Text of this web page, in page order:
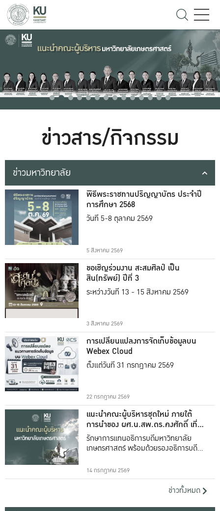
ข่าวสาร/กิจกรรม
ข่าวมหาวิทยาลัย
พิธีพระราชทานปริญญาบัตร ประจำปี
การศึกษา 2568
วันที่ 5-8 ตุลาคม 2569
5 สิงหาคม 2569
ขอเชิญร่วมงาน สะสมศิลป์ เป็น
สิน(ทรัพย์) ปีที่ 3
ระหว่างวันที่ 13 - 15 สิงหาคม 2569
3 สิงหาคม 2569
การเปลี่ยนแปลงการจัดเก็บข้อมูลบน
Webex Cloud
ตั้งแต่วันที่ 31 กรกฎาคม 2569
22 กรกฎาคม 2569
แนะนำคณะผู้บริหารชุดใหม่ ภายใต้
การนำของ ผศ.น.สพ.ดร.คงศักดิ์ เที่ยง
ธรรม
รักษาการแทนอธิการบดีมหาวิทยาลัย
เกษตรศาสตร์ พร้อมด้วยรองอธิการบดีทั้ง
14 กรกฎาคม 2569
ข่าวทั้งหมด